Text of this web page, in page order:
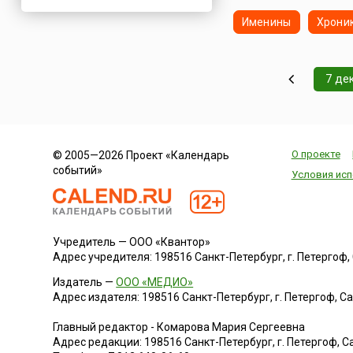
Палестина
Панама
Перу
Португалия
США
Сербия
Именины
7
© 2005—2026 Проект «Календарь
событий»
О проекте
Условия
Учредитель — ООО «Квантор»
Адрес учредителя: 198516 Санкт-Петербург, г.
Издатель —ООО «МЕДИО»
Адрес издателя: 198516 Санкт-Петербург, г. Петергоф,
Главный редактор - Комарова Мария Сергеевна
Адрес редакции: 198516 Санкт-Петербург, г. Петергоф,